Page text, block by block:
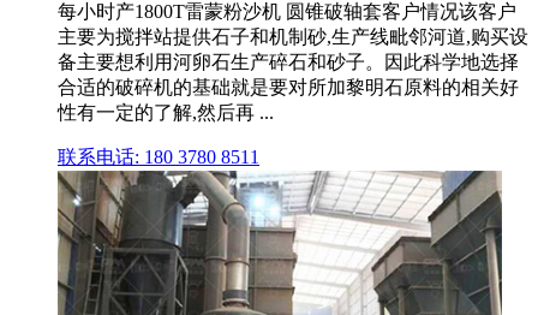
每小时产1800T雷蒙粉沙机 圆锥破轴套客户情况该客户
主要为搅拌站提供石子和机制砂,生产线毗邻河道,购买设
备主要想利用河卵石生产碎石和砂子。因此科学地选择
合适的破碎机的基础就是要对所加黎明石原料的相关好
性有一定的了解,然后再 ...
联系电话: 180 3780 8511